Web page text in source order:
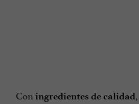
Con ingredientes de calidad,